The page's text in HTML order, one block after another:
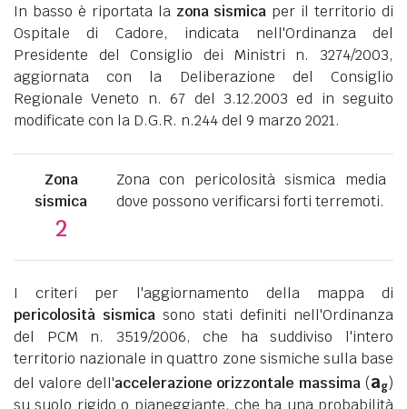
In basso è riportata la zona sismica per il territorio di
Ospitale di Cadore, indicata nell'Ordinanza del
Presidente del Consiglio dei Ministri n. 3274/2003,
aggiornata con la Deliberazione del Consiglio
Regionale Veneto n. 67 del 3.12.2003 ed in seguito
modificate con la D.G.R. n.244 del 9 marzo 2021.
Zona
sismica
2
Zona con pericolosità sismica media
dove possono verificarsi forti terremoti.
I criteri per l'aggiornamento della mappa di
pericolosità sismica sono stati definiti nell'Ordinanza
del PCM n. 3519/2006, che ha suddiviso l'intero
territorio nazionale in quattro zone sismiche sulla base
del valore dell'accelerazione orizzontale massima (ag)
su suolo rigido o pianeggiante, che ha una probabilità